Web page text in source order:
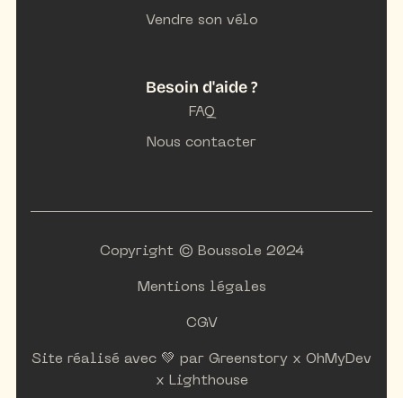
Vendre son vélo
Besoin d'aide ?
FAQ
Nous contacter
Copyright © Boussole 2024
Mentions légales
CGV
Site réalisé avec 💚 par Greenstory x OhMyDev
x Lighthouse